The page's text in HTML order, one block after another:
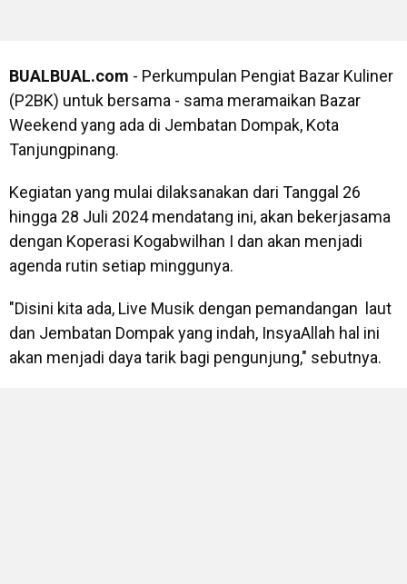
BUALBUAL.com - Perkumpulan Pengiat Bazar Kuliner
(P2BK) untuk bersama - sama meramaikan Bazar
Weekend yang ada di Jembatan Dompak, Kota
Tanjungpinang.
Kegiatan yang mulai dilaksanakan dari Tanggal 26
hingga 28 Juli 2024 mendatang ini, akan bekerjasama
dengan Koperasi Kogabwilhan I dan akan menjadi
agenda rutin setiap minggunya.
"Disini kita ada, Live Musik dengan pemandangan laut
dan Jembatan Dompak yang indah, InsyaAllah hal ini
akan menjadi daya tarik bagi pengunjung," sebutnya.